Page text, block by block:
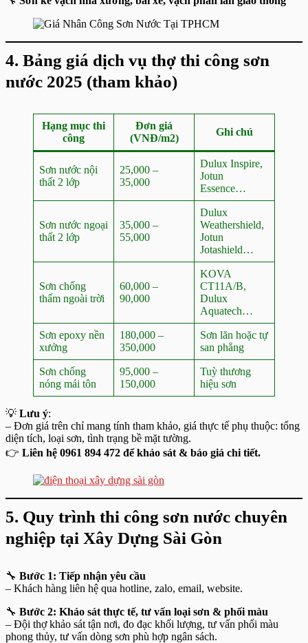
4. Bảng giá dịch vụ thợ thi công sơn
nước 2025 (tham khảo)
Hạng mục thi
công
Đơn giá
(VNĐ/m2)
Ghi chú
Sơn nước nội
thất 2 lớp
25,000 –
35,000
Dulux Inspire,
Jotun
Essence…
Sơn nước ngoại
thất 2 lớp
35,000 –
55,000
Dulux
Weathershield,
Jotun
Jotashield…
Sơn chống
thấm ngoài trời
60,000 –
90,000
KOVA
CT11A/B,
Dulux
Aquatech…
Sơn epoxy nền
xưởng
180,000 –
350,000
Sơn lăn hoặc tự
san phẳng
Sơn chống
nóng mái tôn
95,000 –
150,000
Tuỳ thương
hiệu sơn
💡 Lưu ý:
– Đơn giá trên chỉ mang tính tham khảo, giá thực tế phụ thuộc: tổng
diện tích, loại sơn, tình trạng bề mặt tường.
👉 Liên hệ 0961 894 472 để khảo sát & báo giá chi tiết.
5. Quy trình thi công sơn nước chuyên
nghiệp tại Xây Dựng Sài Gòn
🔧 Bước 1: Tiếp nhận yêu cầu
– Khách hàng liên hệ qua hotline, zalo, email, website.
🔧 Bước 2: Khảo sát thực tế, tư vấn loại sơn & phối màu
– Đội thợ khảo sát tận nơi, đo đạc khối lượng, tư vấn phối màu
phong thủy, tư vấn dòng sơn phù hợp ngân sách.